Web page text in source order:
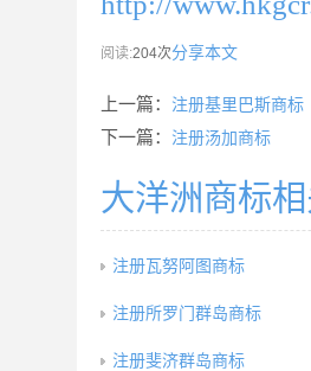
阅读:204次分享本文
上一篇： 注册基里巴斯商标
下一篇： 注册汤加商标
大洋洲商标
注册瓦努阿图商标
注册所罗门群岛商标
注册斐济群岛商标